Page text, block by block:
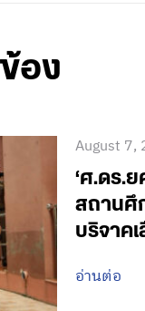
อง
August
‘ศ.ดร.
สถานศึ
บริจาค
อ่านต่อ